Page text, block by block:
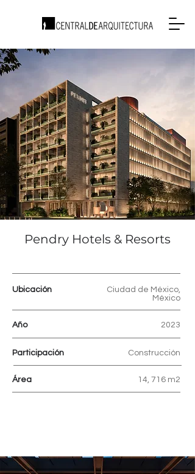
Pendry Hotels & Resorts
Ubicación
Ciudad de México,
México
Año 2023
Participación Construcción
Área 14, 716 m2